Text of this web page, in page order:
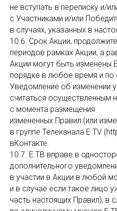
не вступать в переписку и/
с Участниками и/или
в случаях, указанных в
10.6. Срок Акции,
периодов рамках Акции, а
Акции могут быть изменены
порядке в любое время и
Уведомление об изменении
считаться
с момента размещения
измененных Правил (или
в группе Телеканала E TV
вКонтакте.
10.7. Е ТВ вправе в
дополнительного
в участии в Акции в любой
и в случае если такое лицо
часть настоящих Правил), в